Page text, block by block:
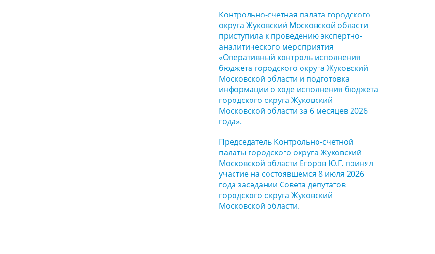
Контрольно-счетная палата городского
округа Жуковский Московской области
приступила к проведению экспертно-
аналитического мероприятия
«Оперативный контроль исполнения
бюджета городского округа Жуковский
Московской области и подготовка
информации о ходе исполнения бюджета
городского округа Жуковский
Московской области за 6 месяцев 2026
года».
Председатель Контрольно-счетной
палаты городского округа Жуковский
Московской области Егоров Ю.Г. принял
участие на состоявшемся 8 июля 2026
года заседании Совета депутатов
городского округа Жуковский
Московской области.